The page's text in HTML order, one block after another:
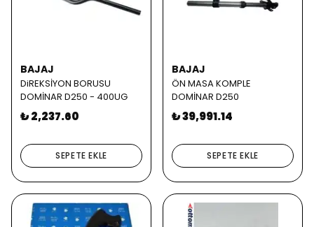
BAJAJ
DiREKSİYON BORUSU
DOMİNAR D250 - 400UG
₺ 2,237.60
SEPETE EKLE
BAJAJ
ÖN MASA KOMPLE
DOMİNAR D250
₺ 39,991.14
SEPETE EKLE